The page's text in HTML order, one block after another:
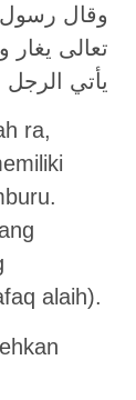
وقال رسول
تعالى يغار
يأتي
ra,
alaih).